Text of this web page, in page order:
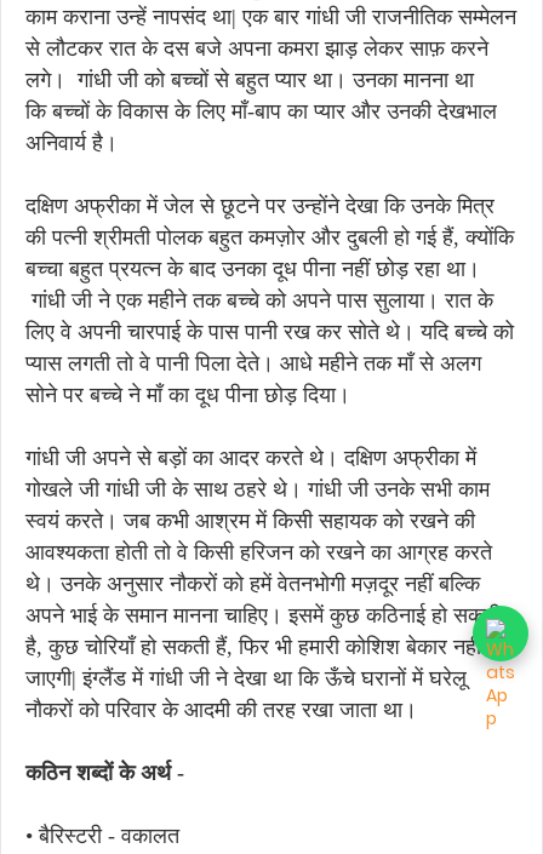
काम कराना उन्हें नापसंद था| एक बार गांधी जी राजनीतिक सम्मेलन
से लौटकर रात के दस बजे अपना कमरा झाड़ लेकर साफ़ करने
लगे। गांधी जी को बच्चों से बहुत प्यार था। उनका मानना था
कि बच्चों के विकास के लिए माँ-बाप का प्यार और उनकी देखभाल
अनिवार्य है।
दक्षिण अफ्रीका में जेल से छूटने पर उन्होंने देखा कि उनके मित्र
की पत्नी श्रीमती पोलक बहुत कमज़ोर और दुबली हो गई हैं, क्योंकि
बच्चा बहुत प्रयत्न के बाद उनका दूध पीना नहीं छोड़ रहा था।
गांधी जी ने एक महीने तक बच्चे को अपने पास सुलाया। रात के
लिए वे अपनी चारपाई के पास पानी रख कर सोते थे।यदि बच्चे को
प्यास लगती तो वे पानी पिला देते। आधे महीने तक माँ से अलग
सोने पर बच्चे ने माँ का दूध पीना छोड़ दिया।
गांधी जी अपने से बड़ों का आदर करते थे। दक्षिण अफ्रीका में
गोखले जी गांधी जी के साथ ठहरे थे। गांधी जी उनके सभी काम
स्वयं करते। जब कभी आश्रम में किसी सहायक को रखने की
आवश्यकता होती तो वे किसी हरिजन को रखने का आग्रह करते
थे। उनके अनुसार नौकरों को हमें वेतनभोगी मज़दूर नहीं बल्कि
अपने भाई के समान मानना चाहिए। इसमें कुछ कठिनाई हो सकती
है, कुछ चोरियाँ हो सकती हैं, फिर भी हमारी कोशिश बेकार नहीं
जाएगी| इंग्लैंड में गांधी जी ने देखा था कि ऊँचे घरानों में घरेलू
नौकरों को परिवार के आदमी की तरह रखा जाता था।
कठिन शब्दों के अर्थ -
• बैरिस्टरी - वकालत